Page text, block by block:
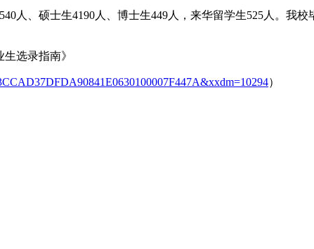
人、硕士生4190人、博士生449人，来华留学生525人。我
选录指南》
）